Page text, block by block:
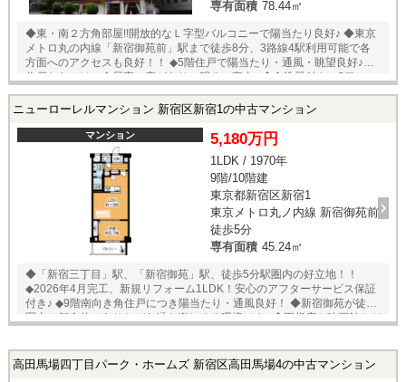
専有面積 78.44㎡
◆東・南２方角部屋!!開放的なＬ字型バルコニーで陽当たり良好♪ ◆東京
メトロ丸の内線「新宿御苑前」駅まで徒歩8分、3路線4駅利用可能で各
方面へのアクセスも良好！！ ◆5階住戸で陽当たり・通風・眺望良好♪角
住戸ならではの全居室に窓があり、明るい室内♪ ◆食洗器付き、3口コン
ち時間のストレスも軽減、お出掛けもスムーズです!! ◆ビックターミナル
り。生活施設充実！ ◎その他 共益費：1200円/月
ニューローレルマンション 新宿区新宿1の中古マンション
マンション 5,180万円
1LDK / 1970年
9階/10階建
東京都新宿区新宿1
東京メトロ丸ノ内線 新宿御苑前
徒歩5分
専有面積 45.24㎡
◆「新宿三丁目」駅、「新宿御苑」駅、徒歩5分駅圏内の好立地！！
◆2026年4月完工、新規リフォーム1LDK！安心のアフターサービス保証
付き♪ ◆9階南向き角住戸につき陽当たり・通風良好！ ◆新宿御苑が徒歩
圏内！都会的でありながら緑も楽しめる環境です♪ ◆百貨店や映画館など
キッチン（システムキッチン・W1950） ・浴室（ユニットバス） ・洗
高田馬場四丁目パーク・ホームズ 新宿区高田馬場4の中古マンション